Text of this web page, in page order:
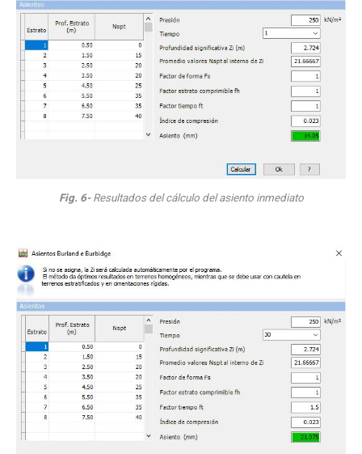
Fig. 6-Resultados del cálculo del asiento inmediato